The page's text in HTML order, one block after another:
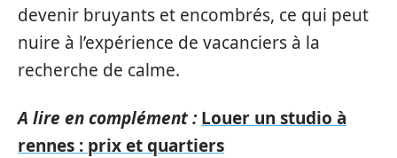
devenir bruyants et encombrés, ce qui peut
nuire à l’expérience de vacanciers à la
recherche de calme.
A lire en complément : Louer un studio à
rennes : prix et quartiers